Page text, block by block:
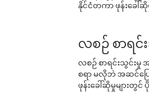
နိုင်ငံတကာ ဖုန်းခေါ်
လစဉ် စာရင်
လစဉ် စာရင်းသွင်းမှု
စရာ မလိုဘဲ အဆင်ပြ
ဖုန်းခေါ်ဆိုမှုများတွ